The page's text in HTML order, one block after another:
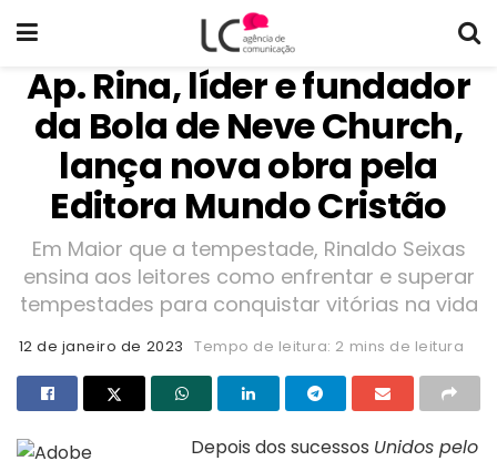
Ap. Rina, líder e fundador
da Bola de Neve Church,
lança nova obra pela
Editora Mundo Cristão
Em Maior que a tempestade, Rinaldo Seixas
ensina aos leitores como enfrentar e superar
tempestades para conquistar vitórias na vida
12 de janeiro de 2023 Tempo de leitura: 2 mins de leitura
Depois dos sucessos Unidos pelo